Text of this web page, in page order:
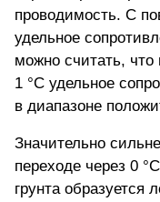
проводимость. С
удельное
можно считать,
1 °C удельное
в диапазоне
Значительно
переходе через 0
грунта образуется